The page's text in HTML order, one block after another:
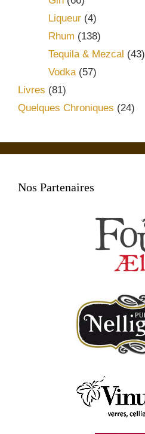
Liqueur (4)
Rhum (138)
Tequila & Mezcal (43)
Vodka(57)
Livres (81)
Quelques Chroniques (24)
Nos Partenaires